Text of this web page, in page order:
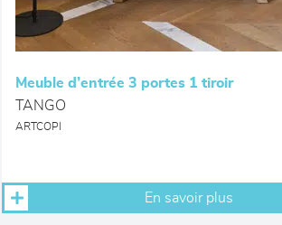
Meuble d’entrée 3 portes 1 tiroir
TANGO
ARTCOPI
En savoir plus